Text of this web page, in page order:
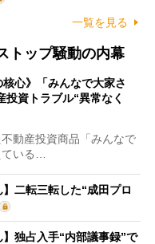
一覧を見る
トップ騒動の内幕
核心》「みんなで大家さ
資トラブル“異常なく
動産投資商品「みんなで
いる…
二転三転した“成田プロ
】独占入手“内部議事録”で